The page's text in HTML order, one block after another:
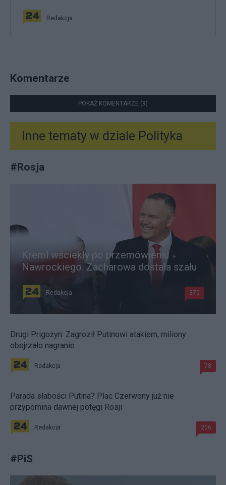
Redakcja
Komentarze
POKAŻ KOMENTARZE (9)
Inne tematy w dziale Polityka
#Rosja
Kreml wściekły po przemówieniu
Nawrockiego. Zacharowa dostała szału
Redakcja 370
Drugi Prigożyn. Zagroził Putinowi atakiem, miliony
obejrzało nagranie
Redakcja 78
Parada słabości Putina? Plac Czerwony już nie
przypomina dawnej potęgi Rosji
Redakcja 206
#PiS